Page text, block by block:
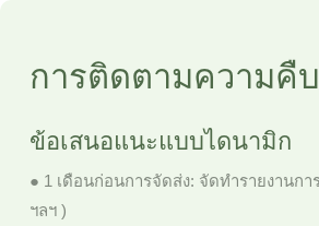
การติดตามความคื
ข้อเสนอแนะแบบไดนามิก
● 1 เดือนก่อนการจัดส่ง: จัดทำรายงานก
ฯลฯ )